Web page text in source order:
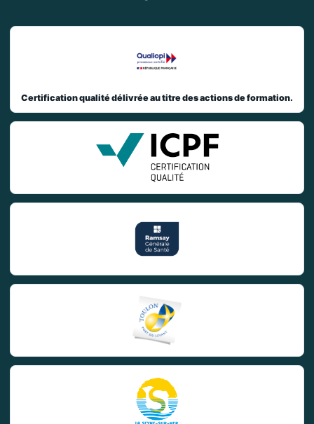
Certification qualité délivrée au titre des actions de formation.